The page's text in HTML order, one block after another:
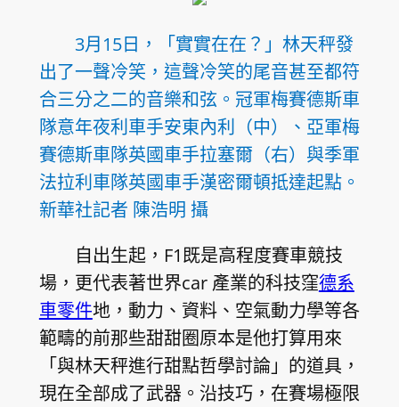
3月15日，「實實在在？」林天秤發
出了一聲冷笑，這聲冷笑的尾音甚至都符
合三分之二的音樂和弦。冠軍梅賽德斯車
隊意年夜利車手安東內利（中）、亞軍梅
賽德斯車隊英國車手拉塞爾（右）與季軍
法拉利車隊英國車手漢密爾頓抵達起點。
新華社記者 陳浩明 攝
自出生起，F1既是高程度賽車競技
場，更代表著世界car 產業的科技窪德系
車零件地，動力、資料、空氣動力學等各
範疇的前那些甜甜圈原本是他打算用來
「與林天秤進行甜點哲學討論」的道具，
現在全部成了武器。沿技巧，在賽場極限